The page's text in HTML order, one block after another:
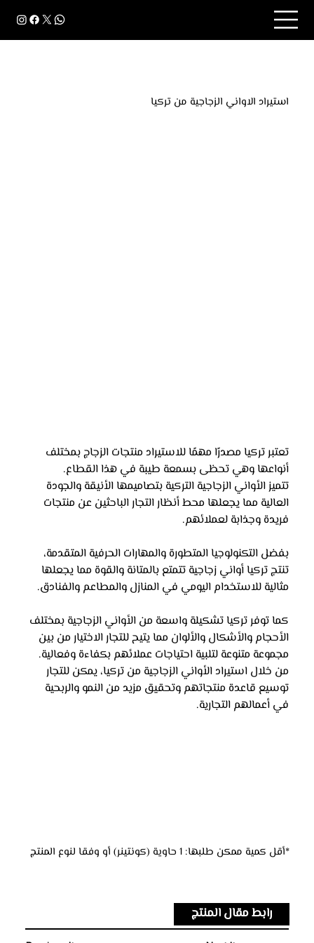
استيراد الاواني الزجاجية من تركيا
تعتبر تركيا مصدرًا مهمًا للاستيراد منتجات الزجاج بمختلف
أنواعها وهي تحظى بسمعة طيبة في هذا القطاع.
تتميز الأواني الزجاجية التركية بتصاميمها الأنيقة والجودة
العالية مما يجعلها محط أنظار التجار الباحثين عن منتجات
فريدة وجذابة لعملائهم.
بفضل التكنولوجيا المتطورة والمهارات الحرفية المتقدمة،
تنتج تركيا أواني زجاجية تتمتع بالمتانة والقوة مما يجعلها
مثالية للاستخدام اليومي في المنازل والمطاعم والفنادق.
كما توفر تركيا تشكيلة واسعة من الأواني الزجاجية بمختلف
الأحجام والأشكال والألوان مما يتيح للتجار الاختيار من بين
مجموعة متنوعة لتلبية احتياجات عملائهم بكفاءة وفعالية.
من خلال استيراد الأواني الزجاجية من تركيا، يمكن للتجار
توسيع قاعدة منتجاتهم وتحقيق مزيد من النمو والربحية
في أعمالهم التجارية.
*أقل كمية ممكن طلبها: 1 حاوية (كونتينر) أو وفقا لنوع المنتج
رابط مقال المنتج